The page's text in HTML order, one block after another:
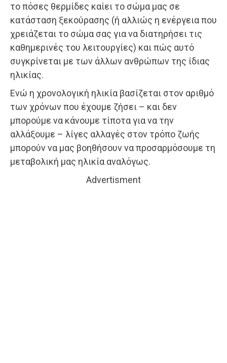
το πόσες θερμίδες καίει το σώμα μας σε
κατάσταση ξεκούρασης (ή αλλιώς η ενέργεια που
χρειάζεται το σώμα σας για να διατηρήσει τις
καθημερινές του λειτουργίες) και πώς αυτό
συγκρίνεται με των άλλων ανθρώπων της ίδιας
ηλικίας.
Ενώ η χρονολογική ηλικία βασίζεται στον αριθμό
των χρόνων που έχουμε ζήσει – και δεν
μπορούμε να κάνουμε τίποτα για να την
αλλάξουμε – λίγες αλλαγές στον τρόπο ζωής
μπορούν να μας βοηθήσουν να προσαρμόσουμε τη
μεταβολική μας ηλικία αναλόγως.
Advertisment